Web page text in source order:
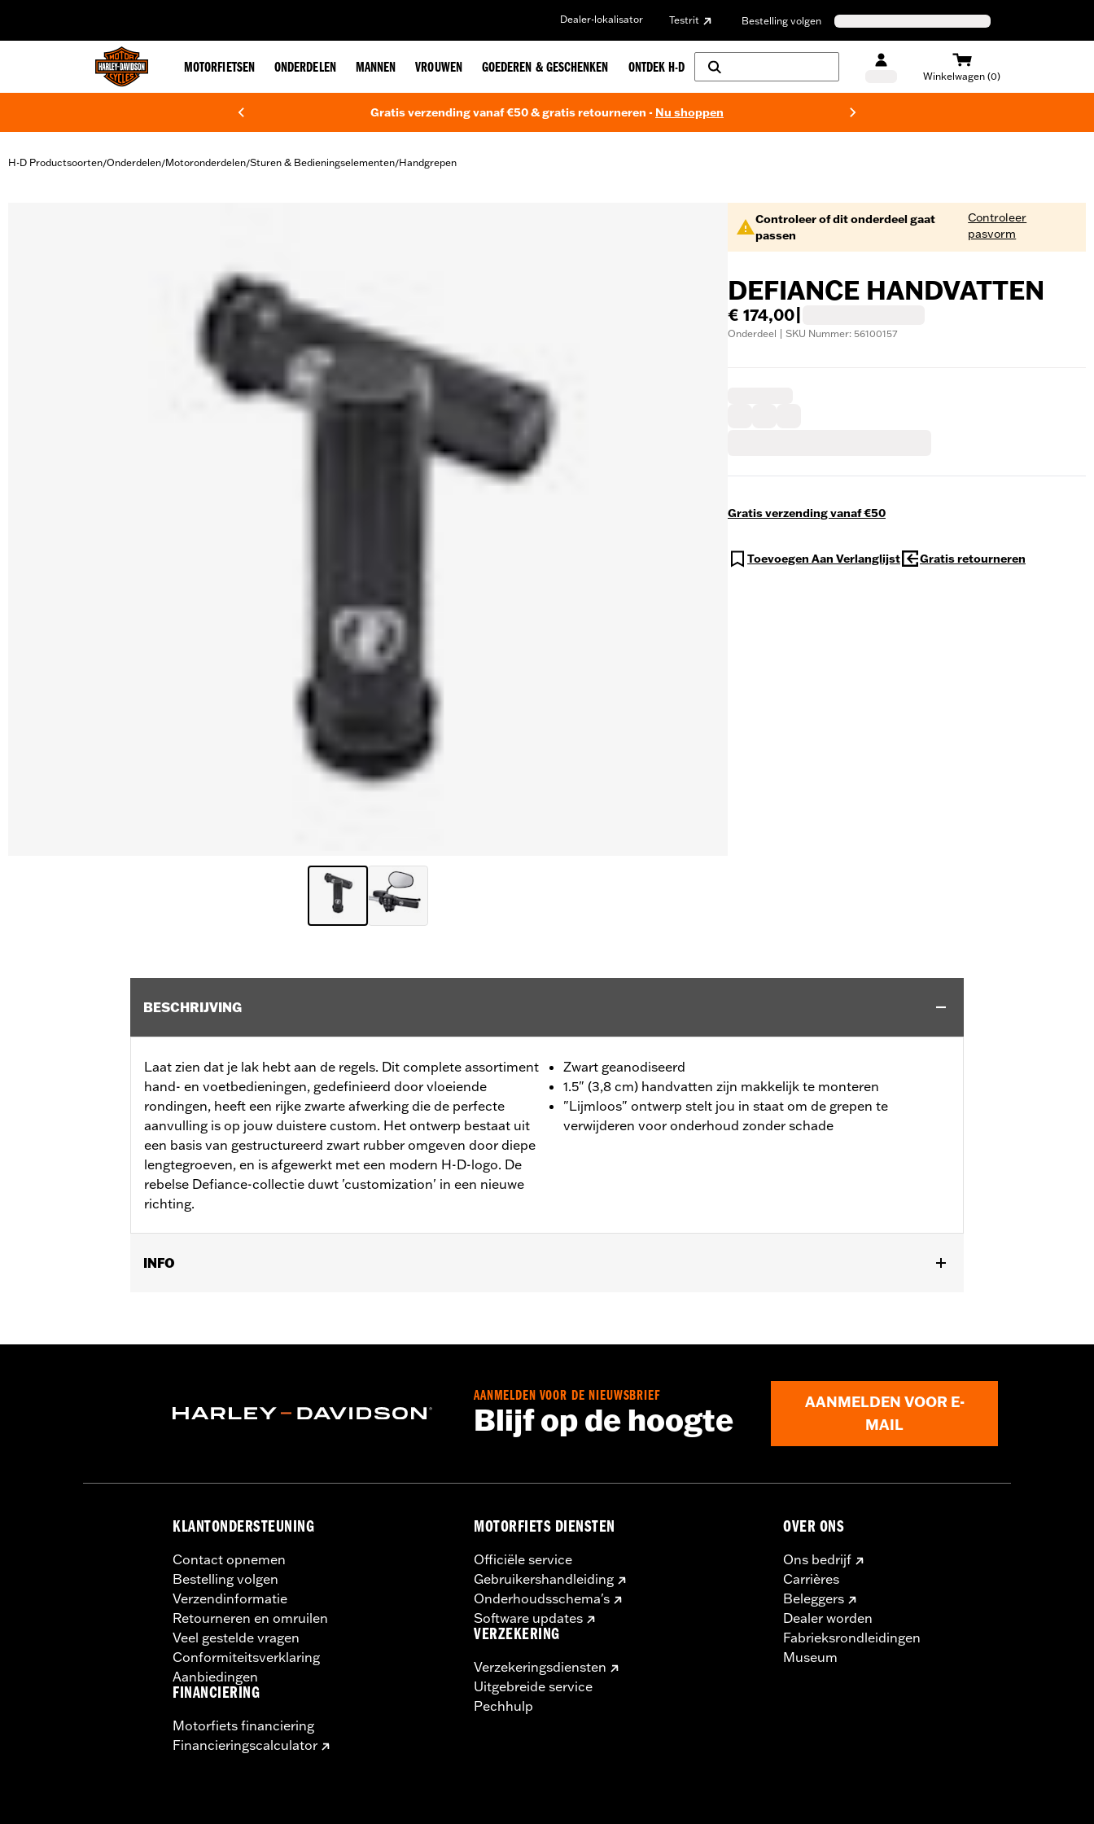
Dealer-lokalisator Testrit Bestelling volgen
MOTORFIETSEN ONDERDELEN MANNEN VROUWEN GOEDEREN & GESCHENKEN ONTDEK H-D
Winkelwagen (0)
Gratis verzending vanaf €50 & gratis retourneren - Nu shoppen
H-D Productsoorten/Onderdelen/Motoronderdelen/Sturen & Bedieningselementen/Handgrepen
Controleer of dit onderdeel gaat
passen
Controleer
pasvorm
DEFIANCE HANDVATTEN
€ 174,00
Onderdeel | SKU Nummer: 56100157
Gratis verzending vanaf €50
Toevoegen Aan Verlanglijst Gratis retourneren
BESCHRIJVING
Laat zien dat je lak hebt aan de regels. Dit complete assortiment
hand- en voetbedieningen, gedefinieerd door vloeiende
rondingen, heeft een rijke zwarte afwerking die de perfecte
aanvulling is op jouw duistere custom. Het ontwerp bestaat uit
een basis van gestructureerd zwart rubber omgeven door diepe
lengtegroeven, en is afgewerkt met een modern H-D-logo. De
rebelse Defiance-collectie duwt 'customization' in een nieuwe
richting.
Zwart geanodiseerd
1.5" (3,8 cm) handvatten zijn makkelijk te monteren
"Lijmloos" ontwerp stelt jou in staat om de grepen te
verwijderen voor onderhoud zonder schade
INFO
Installatie-instructies
Per stuk verkocht:Twee
AANMELDEN VOOR DE NIEUWSBRIEF
Blijf op de hoogte
AANMELDEN VOOR E-
MAIL
KLANTONDERSTEUNING
Contact opnemen
Bestelling volgen
Verzendinformatie
Retourneren en omruilen
Veel gestelde vragen
Conformiteitsverklaring
Aanbiedingen
FINANCIERING
Motorfiets financiering
Financieringscalculator
MOTORFIETS DIENSTEN
Officiële service
Gebruikershandleiding
Onderhoudsschema's
Software updates
VERZEKERING
Verzekeringsdiensten
Uitgebreide service
Pechhulp
OVER ONS
Ons bedrijf
Carrières
Beleggers
Dealer worden
Fabrieksrondleidingen
Museum